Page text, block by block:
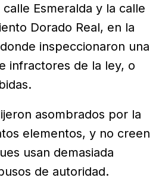
Esmeralda y la calle
Dorado Real, en la
inspeccionaron una
infractores de la ley, o
asombrados por la
elementos, y no creen
usan demasiada
de autoridad.